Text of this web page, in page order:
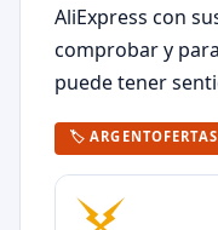
AliExpress con
comprobar y
puede tener
🏷 ARGENTOFERTAS